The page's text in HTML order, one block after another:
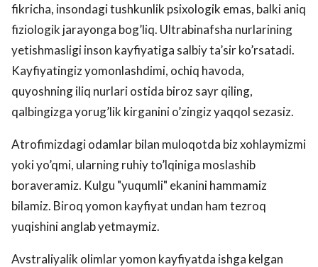
fikricha, insondagi tushkunlik psixologik emas, balki aniq
fiziologik jarayonga bog’liq. Ultrabinafsha nurlarining
yetishmasligi inson kayfiyatiga salbiy ta’sir ko’rsatadi.
Kayfiyatingiz yomonlashdimi, ochiq havoda,
quyoshning iliq nurlari ostida biroz sayr qiling,
qalbingizga yorug’lik kirganini o’zingiz yaqqol sezasiz.
Atrofimizdagi odamlar bilan muloqotda biz xohlaymizmi
yoki yo’qmi, ularning ruhiy to’lqiniga moslashib
boraveramiz. Kulgu "yuqumli" ekanini hammamiz
bilamiz. Biroq yomon kayfiyat undan ham tezroq
yuqishini anglab yetmaymiz.
Avstraliyalik olimlar yomon kayfiyatda ishga kelgan